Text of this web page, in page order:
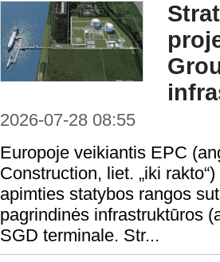
2026-07-28 08:55
Europoje veikiantis EPC
Construction, liet. „iki
apimties statybos rangos
pagrindinės infrastruktūros
SGD terminale. Str...